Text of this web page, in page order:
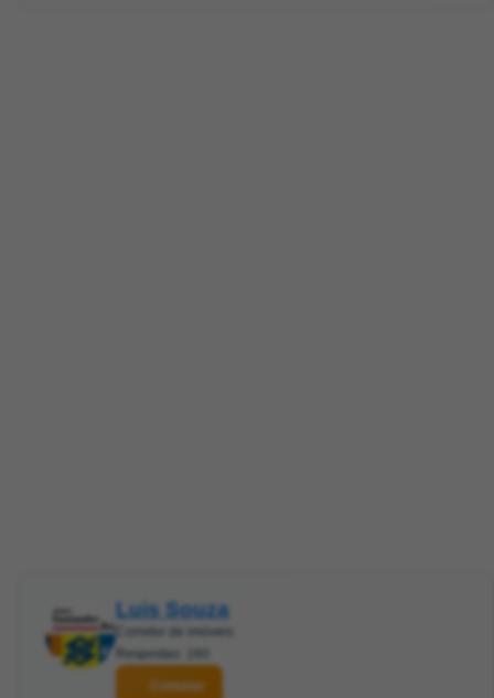
Luis Souza
Corretor de imóveis
Respostas: 160
Contatar